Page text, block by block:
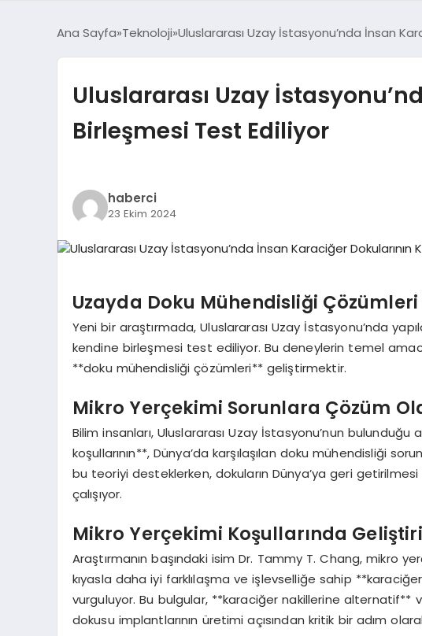
Ana Sayfa Teknoloji Uluslararası Uzay İstasyonu’nda İnsan
Uluslararası Uzay
Birleşmesi Test Ediliyor
haberci
23 Ekim 2024
Uzayda Doku Mühendisliği
Yeni bir araştırmada, Uluslararası Uzay İstasyonu’nda
kendine birleşmesi test ediliyor. Bu deneylerin temel
**doku mühendisliği çözümleri** geliştirmektir.
Mikro Yerçekimi Sorunlara Çözüm
Bilim insanları, Uluslararası Uzay İstasyonu’nun
koşullarının**, Dünya’da karşılaşılan doku mühendisliği
bu teoriyi desteklerken, dokuların Dünya’ya geri
çalışıyor.
Mikro Yerçekimi Koşullarında
Araştırmanın başındaki isim Dr. Tammy T. Chang, mikro
kıyasla daha iyi farklılaşma ve işlevselliğe sahip
vurguluyor. Bu bulgular, **karaciğer nakillerine
dokusu implantlarının üretimi açısından kritik bir adım